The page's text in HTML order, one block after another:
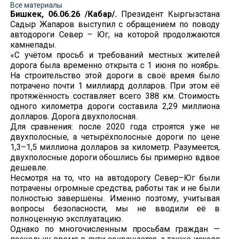
Все материалы
Бишкек, 06.06.26 /Кабар/. Президент Кыргызстана
Садыр Жапаров выступил с обращением по поводу
автодороги Север – Юг, на которой продолжаются
камнепады.
«С учётом просьб и требований местных жителей
дорога была временно открыта с 1 июня по ноябрь.
На строительство этой дороги в своё время было
потрачено почти 1 миллиард долларов. При этом её
протяжённость составляет всего 388 км. Стоимость
одного километра дороги составила 2,29 миллиона
долларов. Дорога двухполосная.
Для сравнения: после 2020 года строятся уже не
двухполосные, а четырёхполосные дороги по цене
1,3–1,5 миллиона долларов за километр. Разумеется,
двухполосные дороги обошлись бы примерно вдвое
дешевле.
Несмотря на то, что на автодорогу Север–Юг были
потрачены огромные средства, работы так и не были
полностью завершены. Именно поэтому, учитывая
вопросы безопасности, мы не вводили её в
полноценную эксплуатацию.
Однако по многочисленным просьбам граждан —